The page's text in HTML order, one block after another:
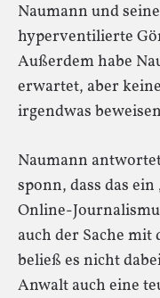
Naumann und
hyperventilierte
Außerdem habe
erwartet, aber
irgendwas
Naumann
sponn, dass das
Online-
auch der Sache
beließ es nicht
Anwalt auch eine